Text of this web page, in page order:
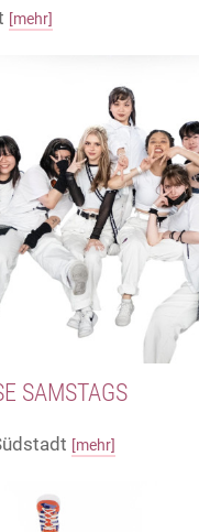
[mehr]
SAMSTAGS
[mehr]